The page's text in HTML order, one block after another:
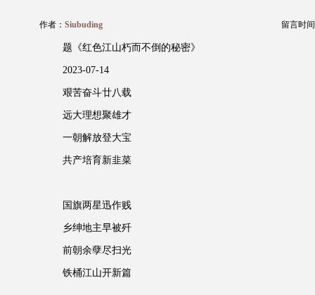
作者： Siubuding 留言时
题《红色江山朽而不倒的秘密》
2023-07-14
艰苦奋斗廿八载
远大理想聚雄才
一朝解放登大宝
共产培育新韭菜
国旗两星迅作贱
乡绅地主早被歼
前朝余孽尽扫光
铁桶江山开新篇